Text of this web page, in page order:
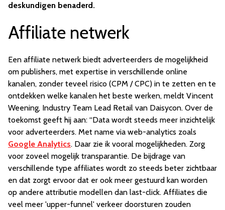
deskundigen benaderd.
Affiliate netwerk
Een affiliate netwerk biedt adverteerders de mogelijkheid
om publishers, met expertise in verschillende online
kanalen, zonder teveel risico (CPM / CPC) in te zetten en te
ontdekken welke kanalen het beste werken, meldt Vincent
Weening, Industry Team Lead Retail van Daisycon. Over de
toekomst geeft hij aan: “Data wordt steeds meer inzichtelijk
voor adverteerders. Met name via web-analytics zoals
Google Analytics. Daar zie ik vooral mogelijkheden. Zorg
voor zoveel mogelijk transparantie. De bijdrage van
verschillende type affiliates wordt zo steeds beter zichtbaar
en dat zorgt ervoor dat er ook meer gestuurd kan worden
op andere attributie modellen dan last-click. Affiliates die
veel meer 'upper-funnel' verkeer doorsturen zouden